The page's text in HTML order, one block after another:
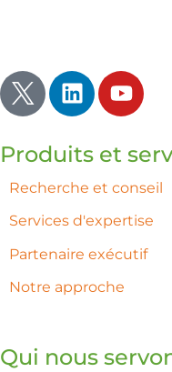
Produits et
Recherche et conseil
Services d'expertise
Partenaire exécutif
Notre approche
Qui nous